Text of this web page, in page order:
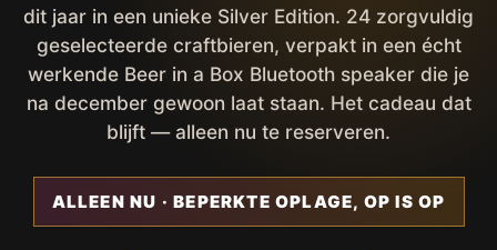
dit jaar in een unieke Silver Edition. 24 zorgvuldig
geselecteerde craftbieren, verpakt in een écht
werkende Beer in a Box Bluetooth speaker die je
na december gewoon laat staan. Het cadeau dat
blijft — alleen nu te reserveren.
ALLEEN NU · BEPERKTE OPLAGE, OP IS OP